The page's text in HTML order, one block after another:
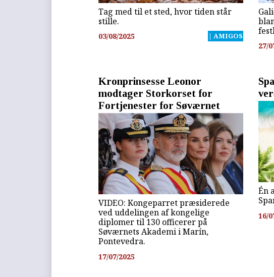
Tag med til et sted, hvor tiden står
stille.
03/08/2025 | AMIGOS
27/
Kronprinsesse Leonor
modtager Storkorset for
Fortjenester for Søværnet
VIDEO: Kongeparret præsiderede
ved uddelingen af kongelige
diplomer til 130 officerer på
Søværnets Akademi i Marín,
Pontevedra.
17/07/2025
Én
16/